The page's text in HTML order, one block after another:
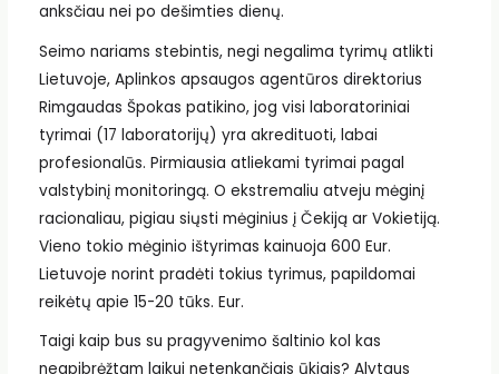
anksčiau nei po dešimties dienų.
Seimo nariams stebintis, negi negalima tyrimų atlikti
Lietuvoje, Aplinkos apsaugos agentūros direktorius
Rimgaudas Špokas patikino, jog visi laboratoriniai
tyrimai (17 laboratorijų) yra akredituoti, labai
profesionalūs. Pirmiausia atliekami tyrimai pagal
valstybinį monitoringą. O ekstremaliu atveju mėginį
racionaliau, pigiau siųsti mėginius į Čekiją ar Vokietiją.
Vieno tokio mėginio ištyrimas kainuoja 600 Eur.
Lietuvoje norint pradėti tokius tyrimus, papildomai
reikėtų apie 15-20 tūks. Eur.
Taigi kaip bus su pragyvenimo šaltinio kol kas
neapibrėžtam laikui netenkančiais ūkiais? Alytaus